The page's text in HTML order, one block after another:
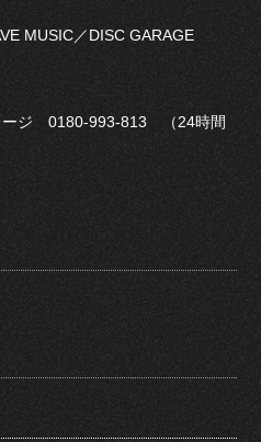
MUSIC／DISC GARAGE
ージ 0180-993-813 （24時間